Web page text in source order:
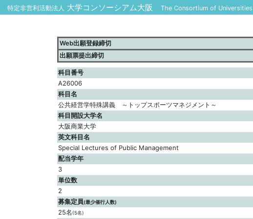
特定非営利活動法人 大学コンソーシアム大阪 The Consortium of
Web出願登録締切
出願票提出締切
科目番号
A26006
科目名
公共経営学特殊講義 ～トップスポーツマネジメント～
科目開設大学名
大阪商業大学
英文科目名
Special Lectures of Public Management
配当学年
3
単位数
2
募集定員(最少催行人数)
25名 (5名)